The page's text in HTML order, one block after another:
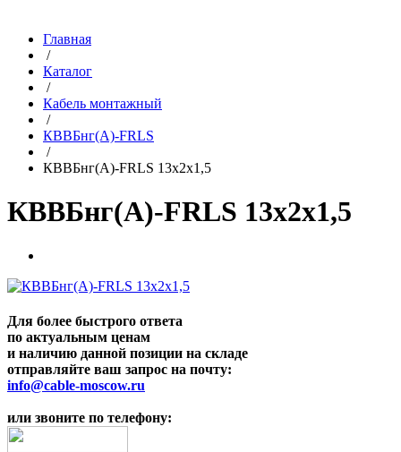
Главная
/
Каталог
/
Кабель монтажный
/
КВВБнг(A)-FRLS
/
КВВБнг(A)-FRLS 13х2х1,5
КВВБнг(A)-FRLS 13х2х1,5
Для более быстрого ответа
по актуальным ценам
и наличию данной позиции на складе
отправляйте ваш запрос на почту:
info@cable-moscow.ru
или звоните по телефону: